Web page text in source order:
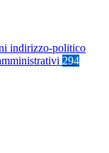
indirizzo-politico
294